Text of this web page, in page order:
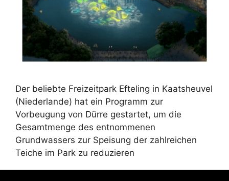
Der beliebte Freizeitpark Efteling in Kaatsheuvel
(Niederlande) hat ein Programm zur
Vorbeugung von Dürre gestartet, um die
Gesamtmenge des entnommenen
Grundwassers zur Speisung der zahlreichen
Teiche im Park zu reduzieren